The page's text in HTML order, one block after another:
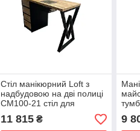
Стіл манікюрний Loft з
надбудовою на дві полиці
СМ100-21 стіл для
майстра манікюру
11 815₴ 9